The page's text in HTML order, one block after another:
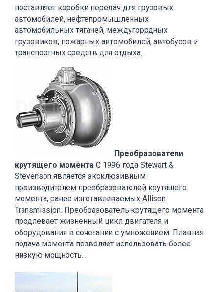
поставляет коробки передач для грузовых
автомобилей, нефтепромышленных
автомобильных тягачей, междугородных
грузовиков, пожарных автомобилей, автобусов и
транспортных средств для отдыха.
Преобразователи
крутящего момента С 1996 года Stewart &
Stevenson является эксклюзивным
производителем преобразователей крутящего
момента, ранее изготавливаемых Allison
Transmission. Преобразователь крутящего момента
продлевает жизненный цикл двигателя и
оборудования в сочетании с умножением. Плавная
подача момента позволяет использовать более
низкую мощность.